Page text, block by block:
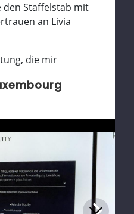
den Staffelstab mit
an Livia
die mir
und werde mich
Entwicklung
Kundinnen,
voranzutreiben.“ -
für sein
heißen Livia
willkommen!